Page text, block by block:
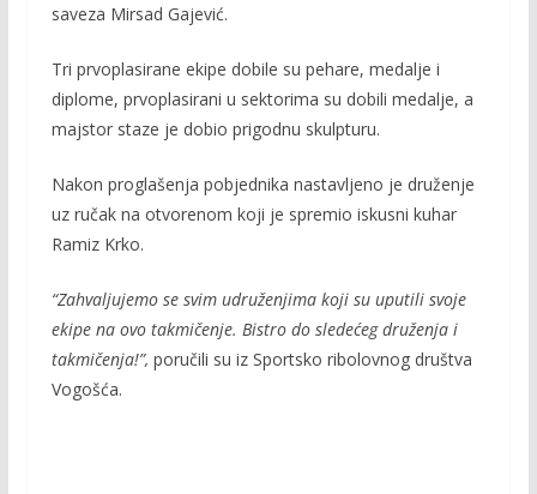
saveza Mirsad Gajević.
Tri prvoplasirane ekipe dobile su pehare, medalje i
diplome, prvoplasirani u sektorima su dobili medalje, a
majstor staze je dobio prigodnu skulpturu.
Nakon proglašenja pobjednika nastavljeno je druženje
uz ručak na otvorenom koji je spremio iskusni kuhar
Ramiz Krko.
“Zahvaljujemo se svim udruženjima koji su uputili svoje
ekipe na ovo takmičenje. Bistro do sledećeg druženja i
takmičenja!”, poručili su iz Sportsko ribolovnog društva
Vogošća.